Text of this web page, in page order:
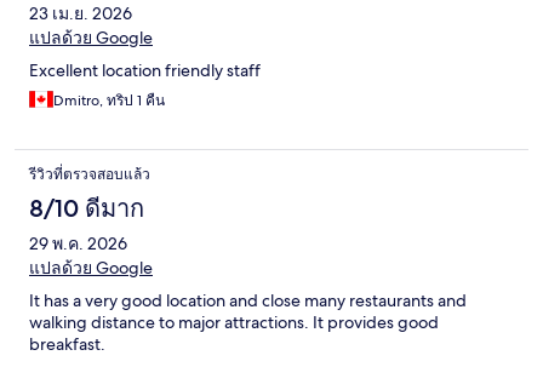
23 เม.ย. 2026
แปลด้วย Google
Excellent location friendly staff
Dmitro, ทริป 1 คืน
รีวิวที่ตรวจสอบแล้ว
8/10 ดีมาก
29 พ.ค. 2026
แปลด้วย Google
It has a very good location and close many restaurants and
walking distance to major attractions. It provides good
breakfast.